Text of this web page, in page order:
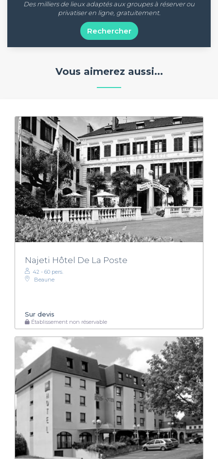
Des milliers de lieux adaptés aux groupes à réserver ou
privatiser en ligne, gratuitement.
Rechercher
Vous aimerez aussi...
Najeti Hôtel De La Poste
42 - 60 pers.
Beaune
Sur devis
Établissement non réservable